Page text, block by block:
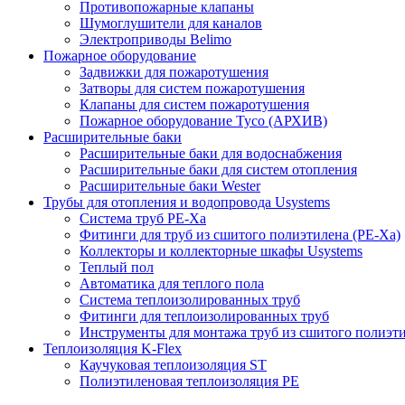
Противопожарные клапаны
Шумоглушители для каналов
Электроприводы Belimo
Пожарное оборудование
Задвижки для пожаротушения
Затворы для систем пожаротушения
Клапаны для систем пожаротушения
Пожарное оборудование Tyco (АРХИВ)
Расширительные баки
Расширительные баки для водоснабжения
Расширительные баки для систем отопления
Расширительные баки Wester
Трубы для отопления и водопровода Usystems
Система труб PE-Xa
Фитинги для труб из сшитого полиэтилена (PE-Xa)
Коллекторы и коллекторные шкафы Usystems
Теплый пол
Автоматика для теплого пола
Система теплоизолированных труб
Фитинги для теплоизолированных труб
Инструменты для монтажа труб из сшитого
Теплоизоляция K-Flex
Каучуковая теплоизоляция ST
Полиэтиленовая теплоизоляция PE